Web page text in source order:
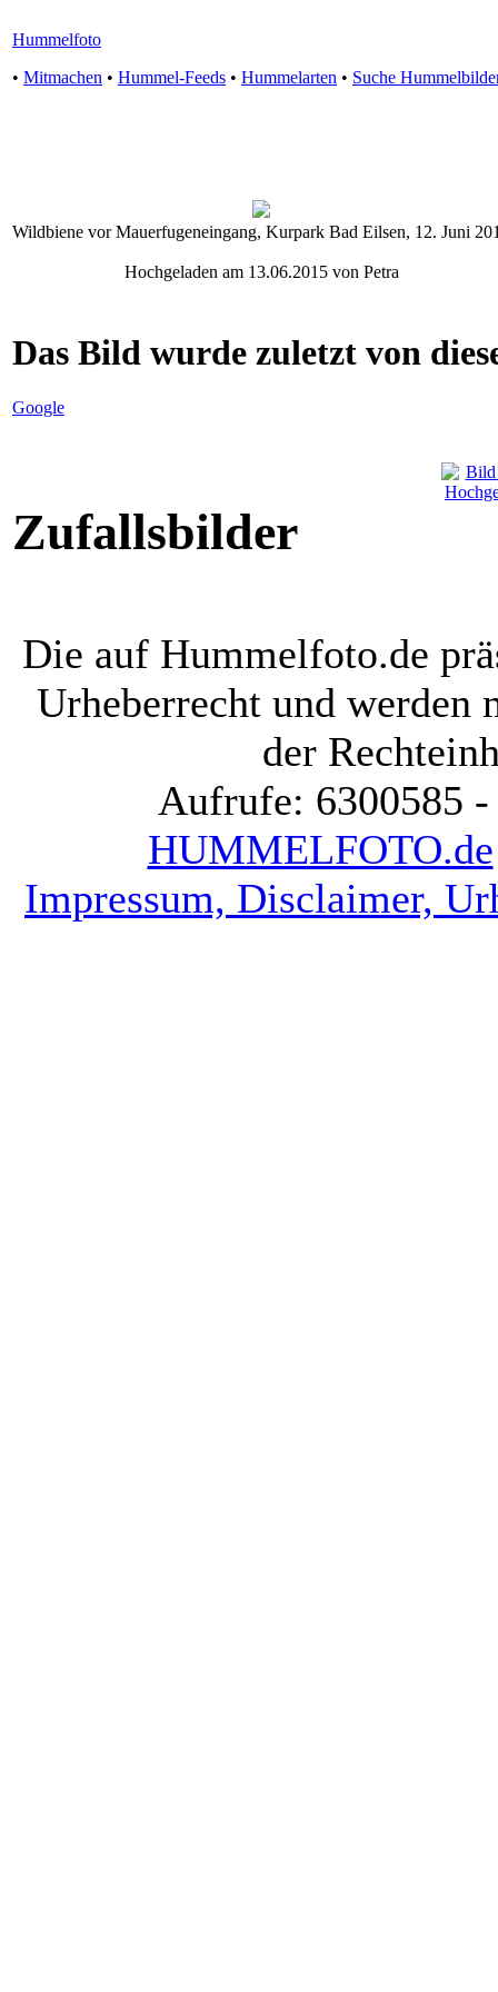
Hummelfoto
• Mitmachen • Hummel-Feeds • Hummelarten • Suche
Wildbiene vor Mauerfugeneingang, Kurpark Bad Eilsen, 12. Juni
Hochgeladen am 13.06.2015 von Petra
Das Bild wurde zuletzt von
Google
Zufallsbilder
Die auf Hummelfoto.de
Urheberrecht und werden
der
Aufrufe: 6300585
HUMMELFOTO.de
Impressum, Disclaimer,